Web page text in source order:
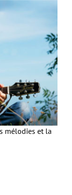
mélodies et la